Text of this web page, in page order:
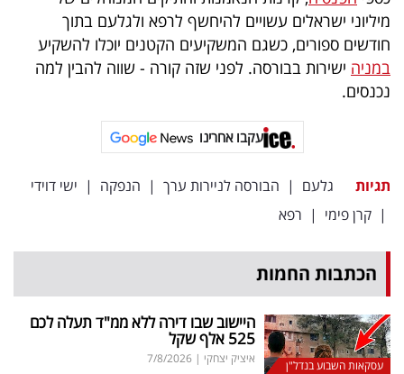
מיליוני ישראלים עשויים להיחשף לרפא ולגלעם בתוך
חודשים ספורים, כשגם המשקיעים הקטנים יוכלו להשקיע
במניה ישירות בבורסה. לפני שזה קורה - שווה להבין למה
נכנסים.
עקבו אחרינו
תגיות גלעם | הבורסה לניירות ערך | הנפקה | ישי דוידי
| קרן פימי | רפא
הכתבות החמות
עסקאות השבוע בנדל"ן
היישוב שבו דירה ללא ממ"ד תעלה לכם
525 אלף שקל
איציק יצחקי |
7/8/2026